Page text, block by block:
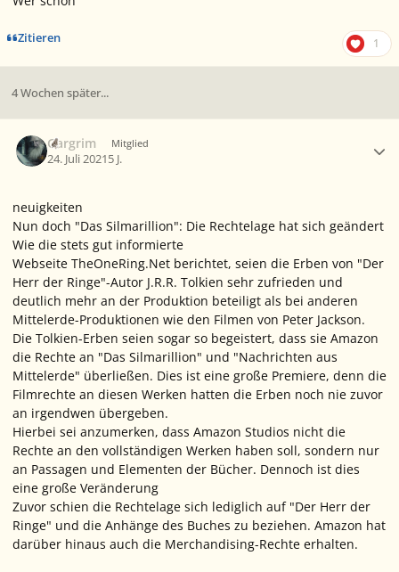
Zitieren 1
4 Wochen später...
Gargrim Mitglied
24. Juli 20215 J.
neuigkeiten
Nun doch "Das Silmarillion": Die Rechtelage hat sich geändert
Wie die stets gut informierte
Webseite TheOneRing.Net berichtet, seien die Erben von "Der
Herr der Ringe"-Autor J.R.R. Tolkien sehr zufrieden und
deutlich mehr an der Produktion beteiligt als bei anderen
Mittelerde-Produktionen wie den Filmen von Peter Jackson.
Die Tolkien-Erben seien sogar so begeistert, dass sie Amazon
die Rechte an "Das Silmarillion" und "Nachrichten aus
Mittelerde" überließen. Dies ist eine große Premiere, denn die
Filmrechte an diesen Werken hatten die Erben noch nie zuvor
an irgendwen übergeben.
Hierbei sei anzumerken, dass Amazon Studios nicht die
Rechte an den vollständigen Werken haben soll, sondern nur
an Passagen und Elementen der Bücher. Dennoch ist dies
eine große Veränderung
Zuvor schien die Rechtelage sich lediglich auf "Der Herr der
Ringe" und die Anhänge des Buches zu beziehen. Amazon hat
darüber hinaus auch die Merchandising-Rechte erhalten.